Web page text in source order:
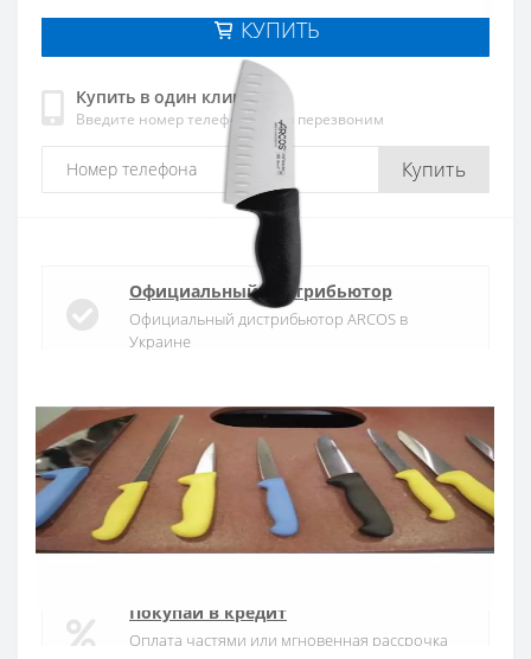
КУПИТЬ
Купить в один клик
Введите номер телефона и мы перезвоним
Купить
Официальный дистрибьютор
Официальный дистрибьютор ARCOS в
Украине
Быстрая доставка
Доставка в течении 1-3 дней по Украине
Гарантия качества
10 лет гарантия на ножи
Покупай в кредит
Оплата частями или мгновенная рассрочка